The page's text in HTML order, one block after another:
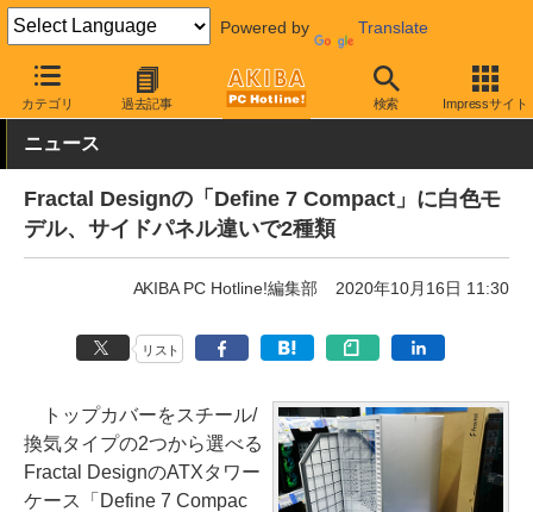
Powered by Translate
カテゴリ 過去記事 検索 Impressサイト
AKIBA PC Hotline! PCパーツ PCケース タワー型
ニュース
Fractal Designの「Define 7 Compact」に白色モ
デル、サイドパネル違いで2種類
AKIBA PC Hotline!編集部 2020年10月16日 11:30
リスト
トップカバーをスチール/
換気タイプの2つから選べる
Fractal DesignのATXタワー
ケース「Define 7 Compac